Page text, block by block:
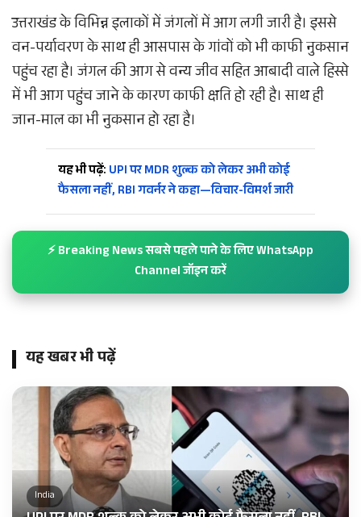
उत्तराखंड के विभिन्न इलाकों में जंगलों में आग लगी जारी है। इससे
वन-पर्यावरण के साथ ही आसपास के गांवों को भी काफी नुकसान
पहुंच रहा है। जंगल की आग से वन्य जीव सहित आबादी वाले हिस्से
में भी आग पहुंच जाने के कारण काफी क्षति हो रही है। साथ ही
जान-माल का भी नुकसान हो रहा है।
यह भी पढ़ें: UPI पर MDR शुल्क को लेकर अभी कोई
फैसला नहीं, RBI गवर्नर ने कहा—विचार-विमर्श जारी
⚡ Breaking News सबसे पहले पाने के लिए WhatsApp
Channel जॉइन करें
यह खबर भी पढ़ें
India